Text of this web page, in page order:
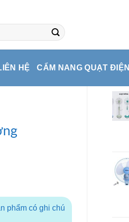
HỆ CẨM NANG QUẠT ĐIỆN
phẩm có ghi chú